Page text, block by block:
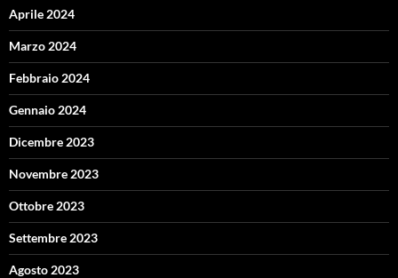
Aprile 2024
Marzo 2024
Febbraio 2024
Gennaio 2024
Dicembre 2023
Novembre 2023
Ottobre 2023
Settembre 2023
Agosto 2023